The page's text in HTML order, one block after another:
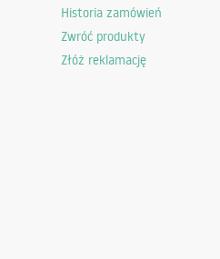
Historia zamówień
Zwróć produkty
Złóż reklamację